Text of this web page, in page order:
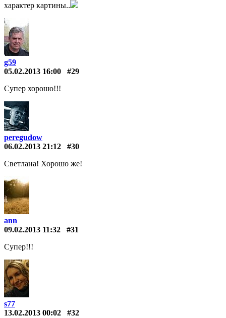
характер картины..
g59
05.02.2013 16:00
#29
Супер хорошо!!!
peregudow
06.02.2013 21:12
#30
Светлана! Хорошо же!
ann
09.02.2013 11:32
#31
Супер!!!
s77
13.02.2013 00:02
#32